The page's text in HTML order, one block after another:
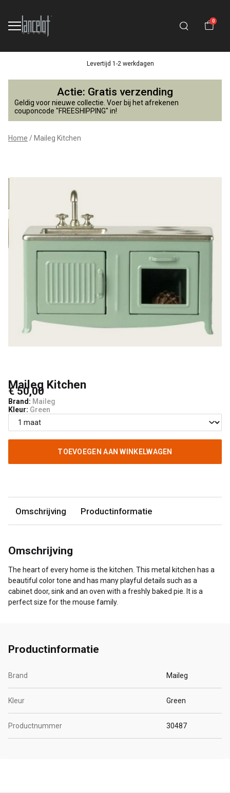
0
Levertijd 1-2 werkdagen
Maileg
Kitchen
Lancelot
4
Actie: Gratis verzending
Geldig voor nieuwe collectie. Voer bij het afrekenen
couponcode "FREESHIPPING" in!
Home Maileg Kitchen
Maileg Kitchen
€ 50,00
Brand: Maileg
Kleur: Green
TOEVOEGEN AAN WINKELWAGEN
Omschrijving Productinformatie
Omschrijving
The heart of every home is the kitchen. This metal kitchen has a
beautiful color tone and has many playful details such as a
cabinet door, sink and an oven with a freshly baked pie. It is a
perfect size for the mouse family.
Productinformatie
Brand Maileg
Kleur Green
Productnummer 30487